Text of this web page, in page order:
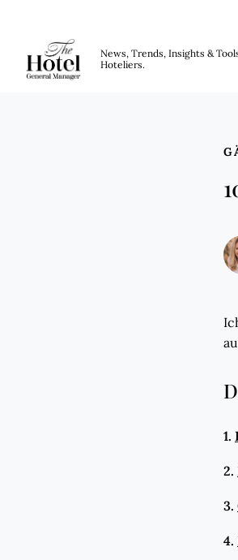
News, Trends, Insights &
Hoteliers.
1.
2.
3.
4.